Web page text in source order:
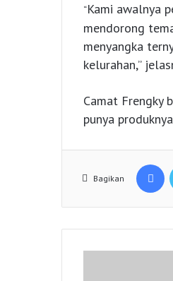
“Kami awalnya
mendorong
menyangka
kelurahan,”
Camat Frengky
punya
Bagikan